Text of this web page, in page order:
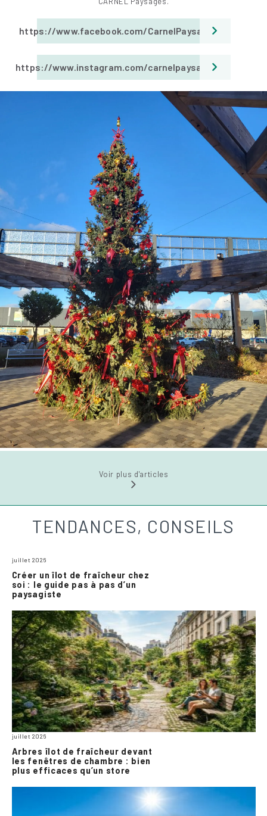
https://www.facebook.com/CarnelPaysages
https://www.instagram.com/carnelpaysages/
Voir plus d'articles
TENDANCES, CONSEILS
juillet 2026
Créer un îlot de fraîcheur chez
soi : le guide pas à pas d’un
paysagiste
juillet 2026
Arbres îlot de fraîcheur devant
les fenêtres de chambre : bien
plus efficaces qu’un store